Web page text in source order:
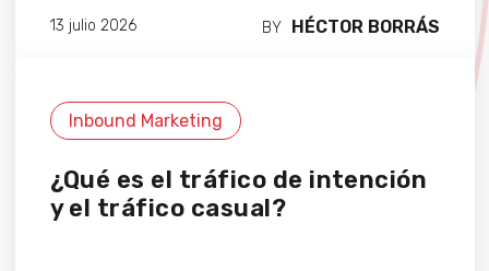
13 julio 2026 BY HÉCTOR BORRÁS
Inbound Marketing
¿Qué es el tráfico de intención
y el tráfico casual?